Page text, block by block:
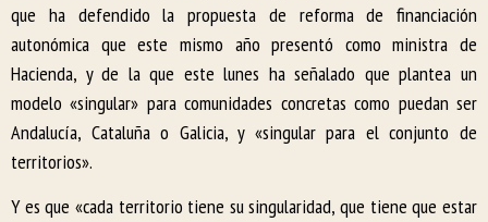
que ha defendido la propuesta de reforma de financiación
autonómica que este mismo año presentó como ministra de
Hacienda, y de la que este lunes ha señalado que plantea un
modelo «singular» para comunidades concretas como puedan ser
Andalucía, Cataluña o Galicia, y «singular para el conjunto de
territorios».
Y es que «cada territorio tiene su singularidad, que tiene que estar